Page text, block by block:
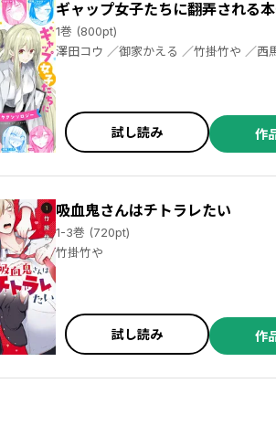
ギャップ女子たちに翻弄される
1巻 (800pt)
試し読み 作
吸血鬼さんはチトラレたい
1-3巻 (720pt)
竹掛竹や
試し読み 作